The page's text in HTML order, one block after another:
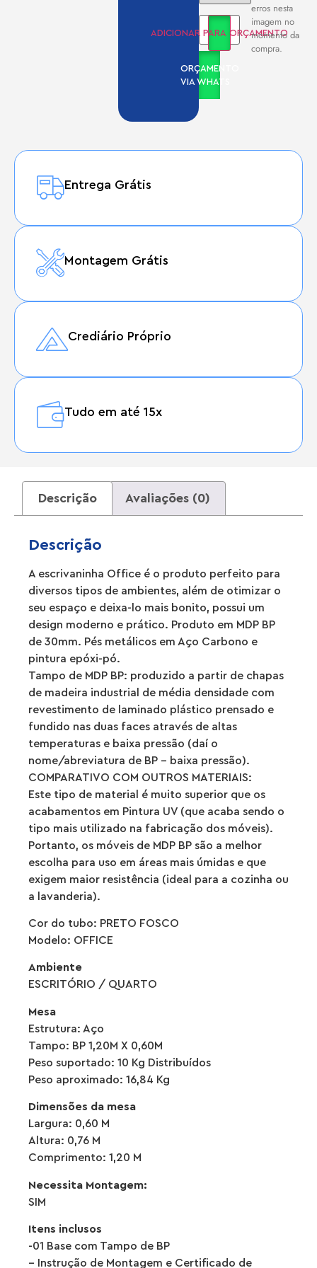
ADICIONAR PARA ORÇAMENTO
ORÇAMENTO
VIA WHATS
erros nesta
imagem no
momento da
compra.
Entrega Grátis
Montagem Grátis
Crediário Próprio
Tudo em até 15x
Descrição Avaliações (0)
Descrição
A escrivaninha Office é o produto perfeito para
diversos tipos de ambientes, além de otimizar o
seu espaço e deixa-lo mais bonito, possui um
design moderno e prático. Produto em MDP BP
de 30mm. Pés metálicos em Aço Carbono e
pintura epóxi-pó.
Tampo de MDP BP: produzido a partir de chapas
de madeira industrial de média densidade com
revestimento de laminado plástico prensado e
fundido nas duas faces através de altas
temperaturas e baixa pressão (daí o
nome/abreviatura de BP – baixa pressão).
COMPARATIVO COM OUTROS MATERIAIS:
Este tipo de material é muito superior que os
acabamentos em Pintura UV (que acaba sendo o
tipo mais utilizado na fabricação dos móveis).
Portanto, os móveis de MDP BP são a melhor
escolha para uso em áreas mais úmidas e que
exigem maior resistência (ideal para a cozinha ou
a lavanderia).
Cor do tubo: PRETO FOSCO
Modelo: OFFICE
Ambiente
ESCRITÓRIO / QUARTO
Mesa
Estrutura: Aço
Tampo: BP 1,20M X 0,60M
Peso suportado: 10 Kg Distribuídos
Peso aproximado: 16,84 Kg
Dimensões da mesa
Largura: 0,60 M
Altura: 0,76 M
Comprimento: 1,20 M
Necessita Montagem:
SIM
Itens inclusos
-01 Base com Tampo de BP
– Instrução de Montagem e Certificado de